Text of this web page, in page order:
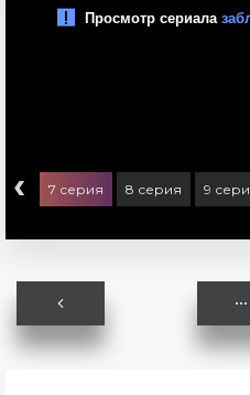
‹ 7 серия 8 серия 9